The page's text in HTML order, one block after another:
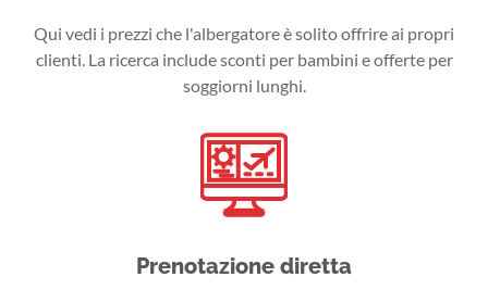
Qui vedi i prezzi che l'albergatore è solito offrire ai propri
clienti. La ricerca include sconti per bambini e offerte per
soggiorni lunghi.
Prenotazione diretta